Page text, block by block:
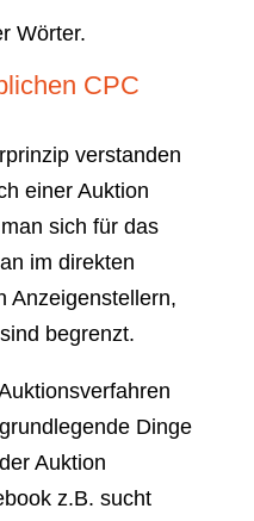
Wörter.
CPC
verstanden
einer Auktion
sich für das
im direkten
Anzeigenstellern,
begrenzt.
Dinge
Auktion
z.B. sucht